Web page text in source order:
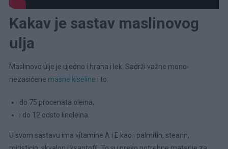
Kakav je sastav maslinovog
ulja
Maslinovo ulje je ujedno i hrana i lek. Sadrži važne mono-
nezasićene masne kiseline i to:
do 75 procenata oleina,
i do 12 odsto linoleina.
U svom sastavu ima vitamine A i E kao i palmitin, stearin,